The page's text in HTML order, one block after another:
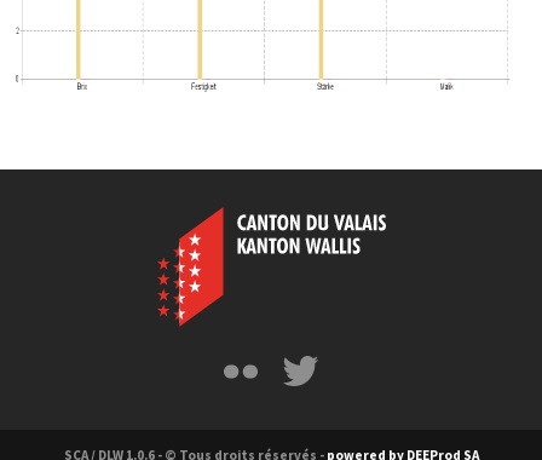
SCA / DLW 1.0.6 - © Tous droits réservés - powered by DEEProd SA